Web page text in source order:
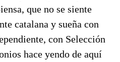
que no se siente
catalana y sueña con
con Selección
hace yendo de aquí